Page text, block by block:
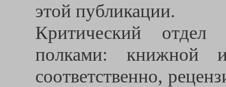
этой публикации.
Критический отдел
полками: книжной
соответственно,